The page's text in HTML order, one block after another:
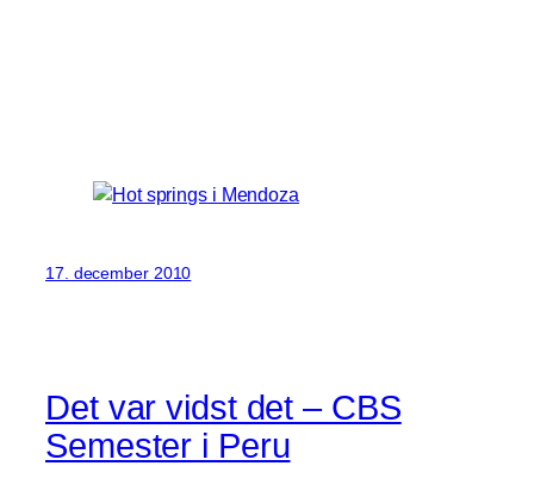
17. december 2010
Det var vidst det – CBS
Semester i Peru